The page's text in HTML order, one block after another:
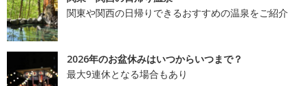
関東や関西の日帰りできるおすすめの温泉をご紹介
2026年のお盆休みはいつからいつまで？
最大9連休となる場合もあり